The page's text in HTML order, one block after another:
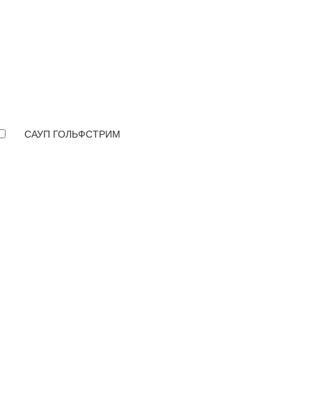
САУП ГОЛЬФСТРИМ